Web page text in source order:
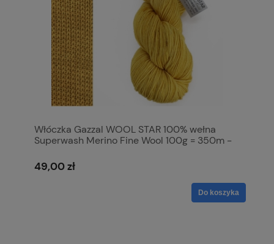
Włóczka Gazzal WOOL STAR 100% wełna
Superwash Merino Fine Wool 100g = 350m -
49,00 zł
Do koszyka